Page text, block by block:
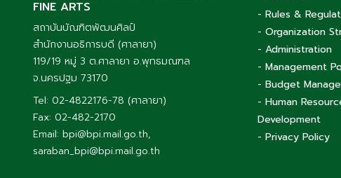
FINE ARTS
สถาบันบัณฑิตพัฒนศิลป์
สำนักงานอธิการบดี (ศาลายา)
119/19 หมู่ 3 ต.ศาลายา อ.พุทธมณฑล
จ.นครปฐม 73170
Tel: 02-4822176-78 (ศาลายา)
Fax: 02-482-2170
Email: bpi@bpi.mail.go.th,
saraban_bpi@bpi.mail.go.th
- Rules &
- Organization
- Administration
- Management
- Budget
- Human
Development
- Privacy Policy